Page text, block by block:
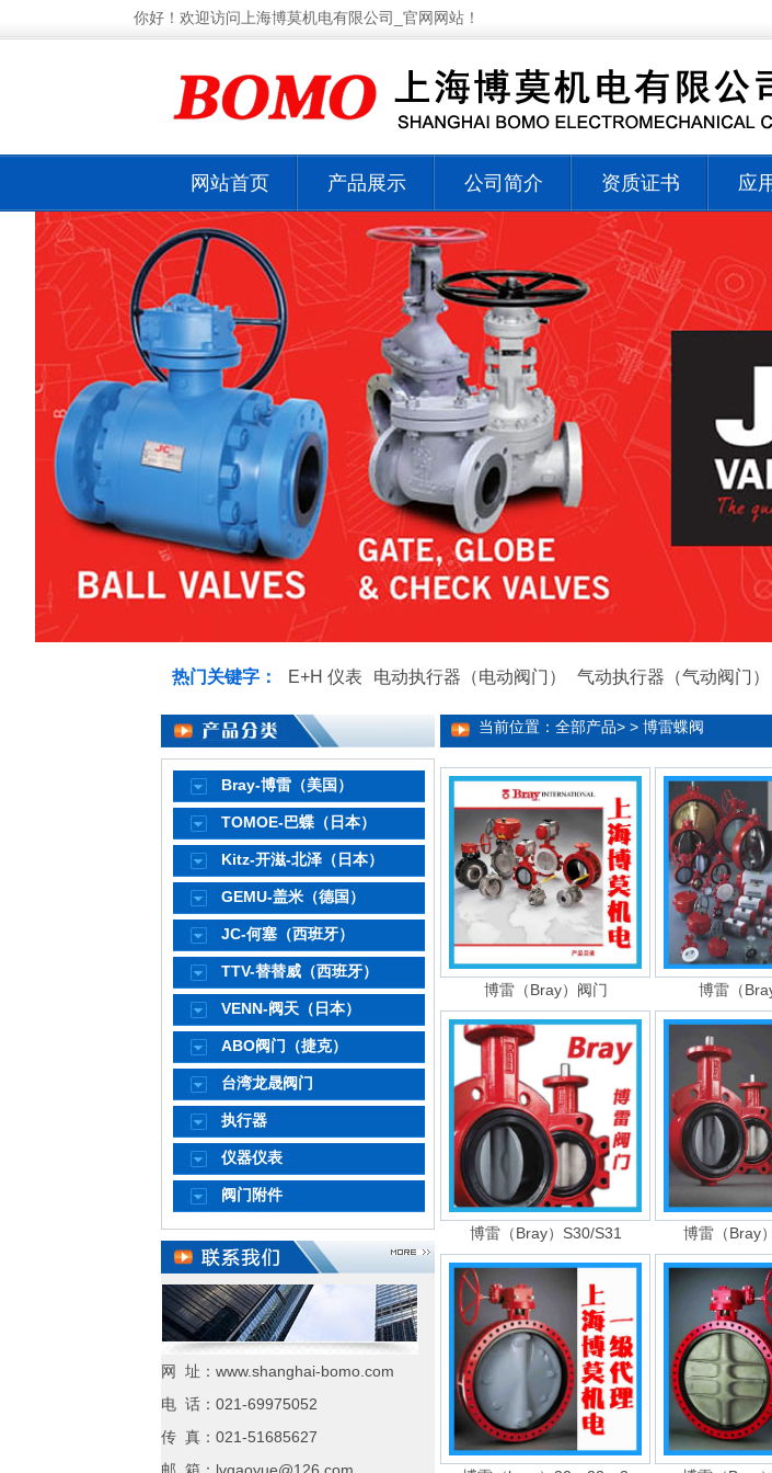
你好！欢迎访问上海博莫机电有限公司_官网网站！
网站首页 产品展示 公司简介 资质证书 应
热门关键字： E+H 仪表 电动执行器（电动阀门） 气动执行器（气动阀门）
Bray-博雷（美国）
TOMOE-巴蝶（日本）
Kitz-开滋-北泽（日本）
GEMU-盖米（德国）
JC-何塞（西班牙）
TTV-替替威（西班牙）
VENN-阀天（日本）
ABO阀门（捷克）
台湾龙晟阀门
执行器
仪器仪表
阀门附件
网 址：www.shanghai-bomo.com
电 话：021-69975052
传 真：021-51685627
当前位置： 全部产品> > 博雷蝶阀
博雷（Bray）阀门 博雷（
博雷（Bray）S30/S31 博雷（Bray